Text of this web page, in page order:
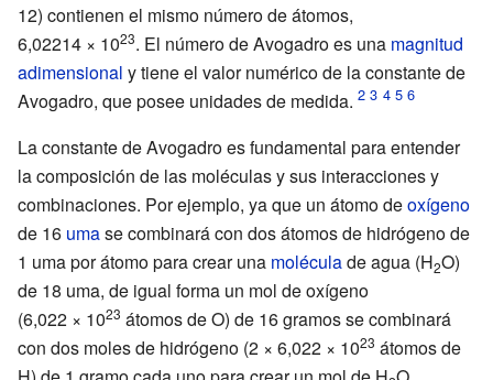
12) contienen el mismo número de átomos,
6,02214 × 1023. El número de Avogadro es una magnitud
adimensional y tiene el valor numérico de la constante de
Avogadro, que posee unidades de medida.
La constante de Avogadro es fundamental para entender
la composición de las moléculas y sus interacciones y
combinaciones. Por ejemplo, ya que un átomo deoxígeno
de 16 umase combinará con dos átomos de hidrógeno de
1 uma por átomo para crear una moléculade agua (H2O)
de 18 uma, de igual forma un mol de oxígeno
(6,022 × 1023 átomos de O) de 16 gramos se combinará
con dos moles de hidrógeno (2 × 6,022 × 1023 átomos de